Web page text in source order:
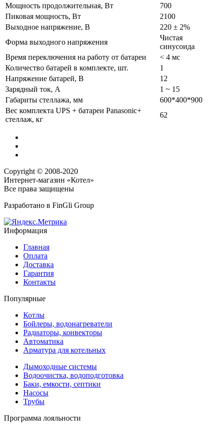
Мощность продолжительная, Вт
700
Пиковая мощность, Вт
2100
Выходное напряжение, В
220 ± 2%
Форма выходного напряжения
Чистая
синусоида
Время переключения на работу от батареи
< 4 мс
Количество батарей в комплекте, шт.
1
Напряжение батарей, В
12
Зарядный ток, А
1 ~ 15
Габариты стеллажа, мм
600*400*900
Вес комплекта UPS + батареи Panasonic+
стеллаж, кг
62
Copyright © 2008-2020
Интернет-магазин «Котел»
Все права защищены
Разработано в FinGli Group
Информация
Главная
Оплата
Доставка
Гарантия
Контакты
Популярные
Котлы
Бойлеры, водонагреватели
Радиаторы, конвекторы
Автоматика
Арматура для котельных
Дымоходные системы
Водоочистка, водоподготовка
Баки, емкости, септики
Насосы
Трубы
Программа лояльности